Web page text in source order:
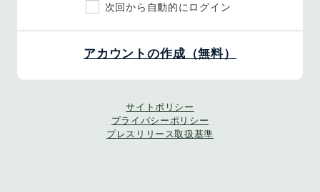
次回から自動的にログイン
アカウントの作成（無料）
サイトポリシー
プライバシーポリシー
プレスリリース取扱基準